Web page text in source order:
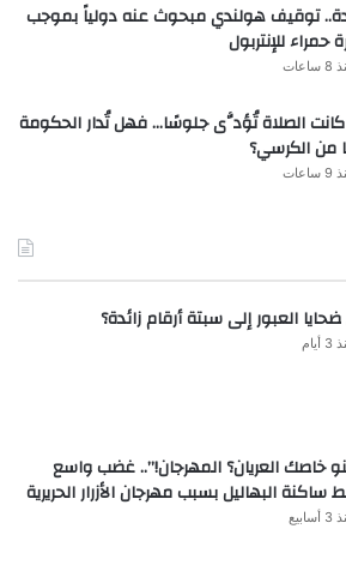
توقيف هولندي مبحوث عنه دولياً بموجب
حمراء للإنتربول
كانت الصلاة تُؤدَّى جلوسًا… فهل تُدار الحكومة
من الكرسي؟
العبور إلى سبتة أرقام زائدة؟
خاصك العريان؟ المهرجان!”.. غضب واسع
البهاليل بسبب مهرجان الأزرار الحريرية